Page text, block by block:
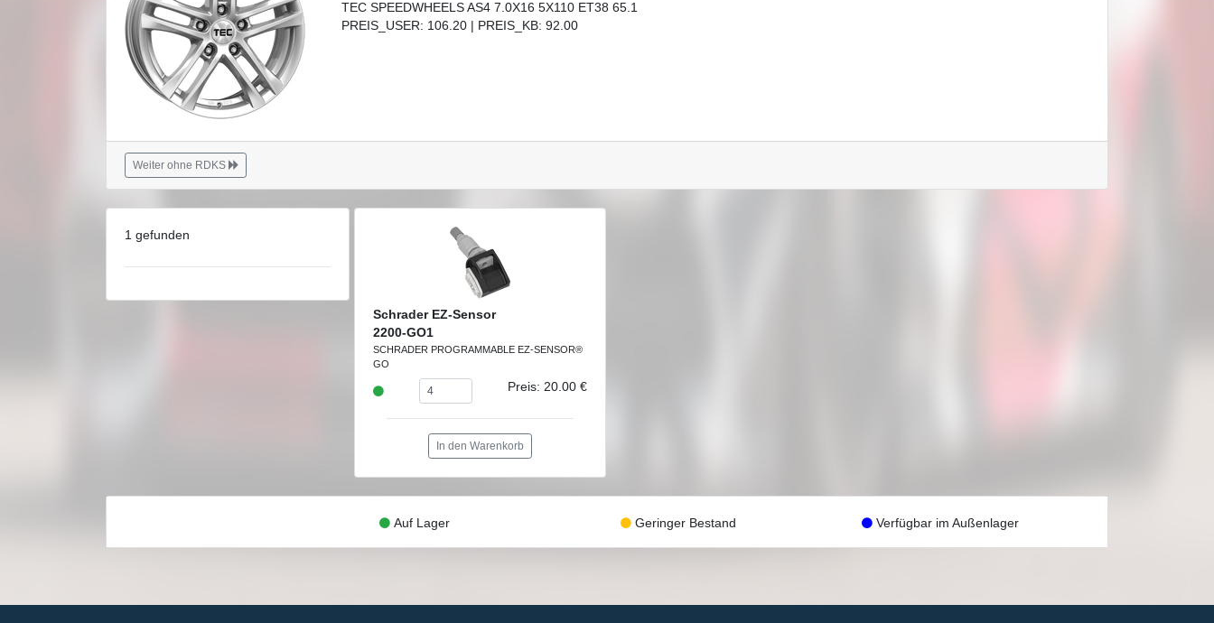
TEC SPEEDWHEELS AS4 7.0X16 5X110 ET38 65.1
PREIS_USER: 106.20 | PREIS_KB: 92.00
Weiter ohne RDKS
1 gefunden
Schrader EZ-Sensor
2200-GO1
SCHRADER PROGRAMMABLE EZ-SENSOR®
GO
Preis: 20.00 €
In den Warenkorb
Auf Lager Geringer Bestand Verfügbar im Außenlager